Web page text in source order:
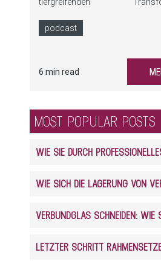
höhere Ansprüche an die
Anforderungen an
grundlegend.
neue Wege, um die
nachhaltiger zu gestalten.
podcast
6 min read
MOST POPULAR POSTS